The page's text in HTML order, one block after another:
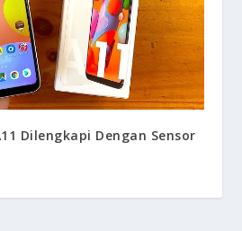
Dilengkapi Dengan Sensor